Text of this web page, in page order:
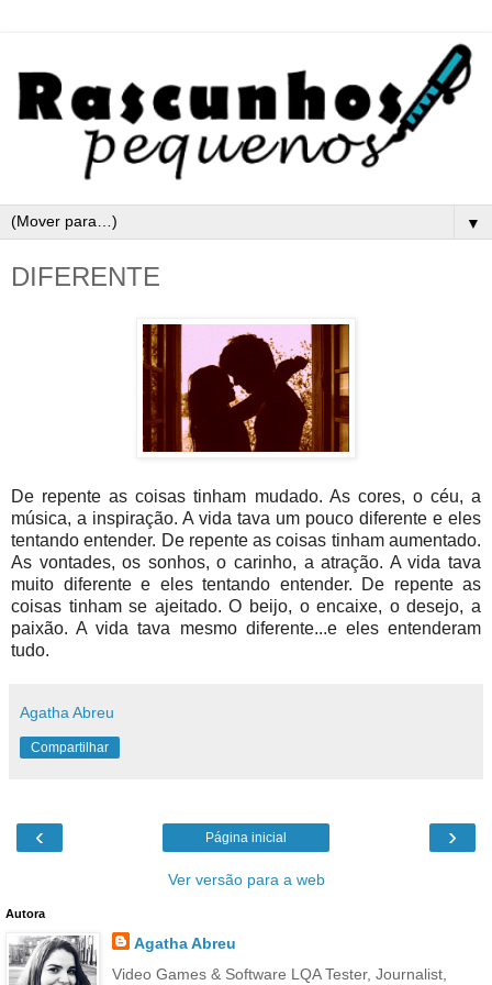
▼
DIFERENTE
De repente as coisas tinham mudado. As cores, o céu, a
música, a inspiração. A vida tava um pouco diferente e eles
tentando entender. De repente as coisas tinham aumentado.
As vontades, os sonhos, o carinho, a atração. A vida tava
muito diferente e eles tentando entender. De repente as
coisas tinham se ajeitado. O beijo, o encaixe, o desejo, a
paixão. A vida tava mesmo diferente...e eles entenderam
tudo.
Agatha Abreu
Compartilhar
‹ ›
Página inicial
Ver versão para a web
Autora
Agatha Abreu
Video Games & Software LQA Tester, Journalist,